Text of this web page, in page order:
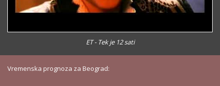
ET - Tek je 12 sati
Vremenska prognoza za Beograd: